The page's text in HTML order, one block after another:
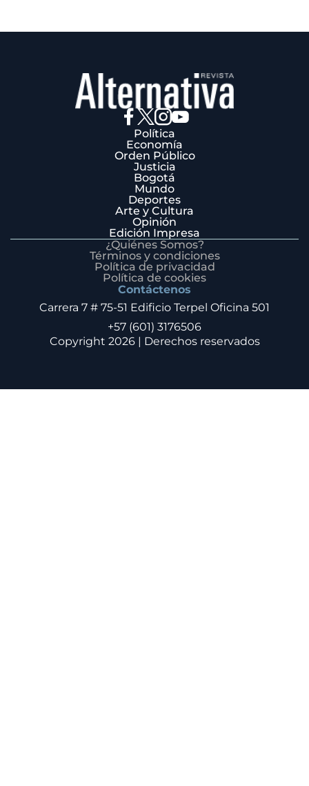
Política
Economía
Orden Público
Justicia
Bogotá
Mundo
Deportes
Arte y Cultura
Opinión
Edición Impresa
¿Quiénes Somos?
Términos y condiciones
Política de privacidad
Política de cookies
Contáctenos
Carrera 7 # 75-51 Edificio Terpel Oficina 501
+57 (601) 3176506
Copyright 2026 | Derechos reservados